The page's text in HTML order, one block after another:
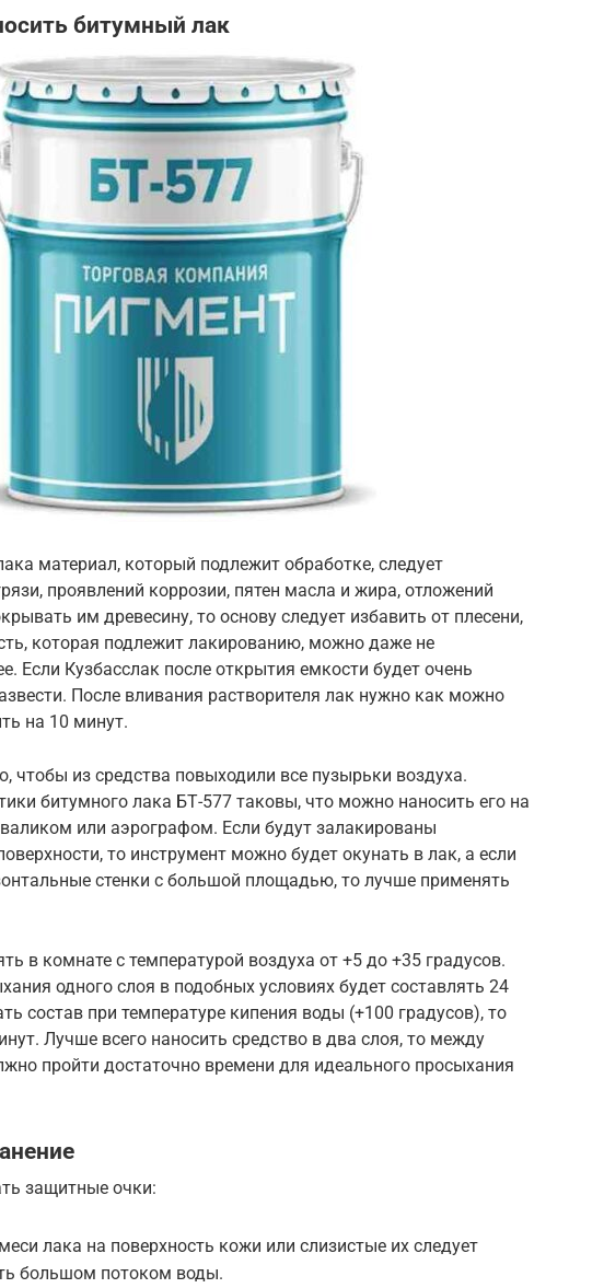
битумный лак
материал, который подлежит обработке, следует
проявлений коррозии, пятен масла и жира, отложений
им древесину, то основу следует избавить от плесени,
которая подлежит лакированию, можно даже не
Если Кузбасслак после открытия емкости будет очень
После вливания растворителя лак нужно как можно
на 10 минут.
чтобы из средства повыходили все пузырьки воздуха.
битумного лака БТ-577 таковы, что можно наносить его на
или аэрографом. Если будут залакированы
то инструмент можно будет окунать в лак, а если
стенки с большой площадью, то лучше применять
в комнате с температурой воздуха от +5 до +35 градусов.
одного слоя в подобных условиях будет составлять 24
состав при температуре кипения воды (+100 градусов), то
Лучше всего наносить средство в два слоя, то между
пройти достаточно времени для идеального просыхания
защитные очки:
лака на поверхность кожи или слизистые их следует
большом потоком воды.